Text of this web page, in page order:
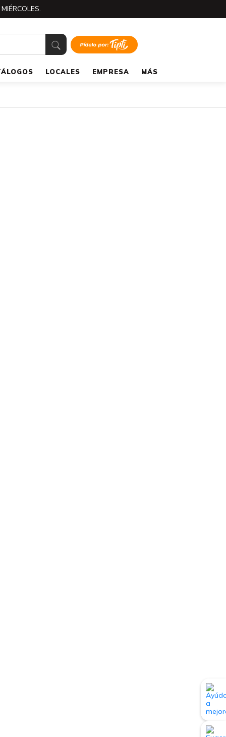
LOCALES EMPRESA MÁS